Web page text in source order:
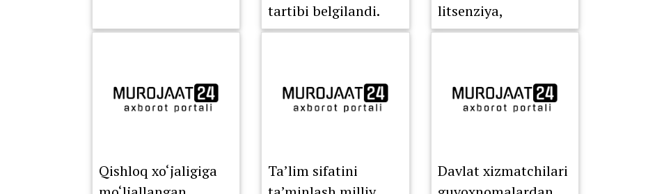
tartibi belgilandi.
litsenziya,
sublitsenziya va
shartnomalar to‘liq
elektron ro‘yxatdan
Qishloq xo‘jaligiga
Ta’lim sifatini
Davlat xizmatchilari